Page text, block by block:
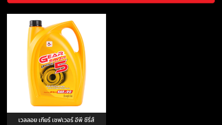
เวลลอย เกียร์ เซฟเวอร์ อีพี ซีรี่ส์